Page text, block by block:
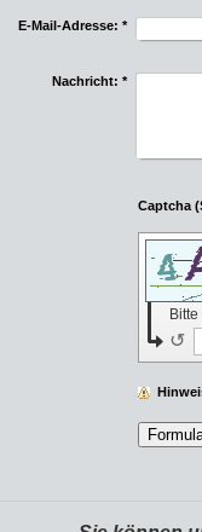
E-Mail-Adresse: *
Nachricht: *
↺